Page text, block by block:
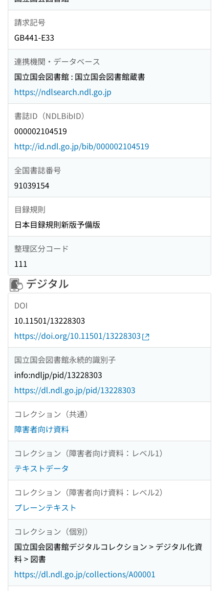
請求記号
GB441-E33
連携機関・データベース
国立国会図書館 : 国立国会図書館蔵書
https://ndlsearch.ndl.go.jp
書誌ID（NDLBibID）
000002104519
http://id.ndl.go.jp/bib/000002104519
全国書誌番号
91039154
目録規則
日本目録規則新版予備版
整理区分コード
111
デジタル
DOI
10.11501/13228303
https://doi.org/10.11501/13228303
国立国会図書館永続的識別子
info:ndljp/pid/13228303
https://dl.ndl.go.jp/pid/13228303
コレクション（共通）
障害者向け資料
コレクション（障害者向け資料：レベル1）
テキストデータ
コレクション（障害者向け資料：レベル2）
プレーンテキスト
コレクション（個別）
国立国会図書館デジタルコレクション > デジタル化資
料 > 図書
https://dl.ndl.go.jp/collections/A00001